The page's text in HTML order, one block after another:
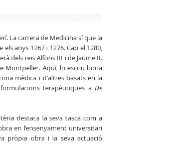
La carrera de Medicina sí que la
anys 1267 i 1276. Cap el 1280,
dels reis Alfons III i de Jaume II.
Montpeller. Aquí, hi escriu bona
mèdica i d'altres basats en la
terapèutiques a De
destaca la seva tasca com a
en l’ensenyament universitari
pròpia obra i la seva actuació